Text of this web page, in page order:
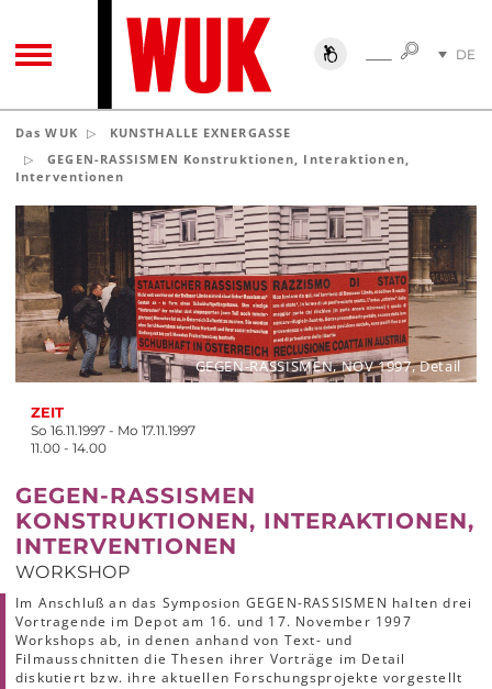
TOGGLE NAVIGATIONSUCHESUCHE
DE
Das WUK
KUNSTHALLE EXNERGASSE
GEGEN-RASSISMEN Konstruktionen, Interaktionen,
Interventionen
ZEIT
So 16.11.1997 - Mo 17.11.1997
11.00 - 14.00
GEGEN-RASSISMEN, NOV 1997, Detail
GEGEN-RASSISMEN
KONSTRUKTIONEN, INTERAKTIONEN,
INTERVENTIONEN
WORKSHOP
Im Anschluß an das Symposion GEGEN-RASSISMEN halten drei
Vortragende im Depot am 16. und 17. November 1997
Workshops ab, in denen anhand von Text- und
Filmausschnitten die Thesen ihrer Vorträge im Detail
diskutiert bzw. ihre aktuellen Forschungsprojekte vorgestellt